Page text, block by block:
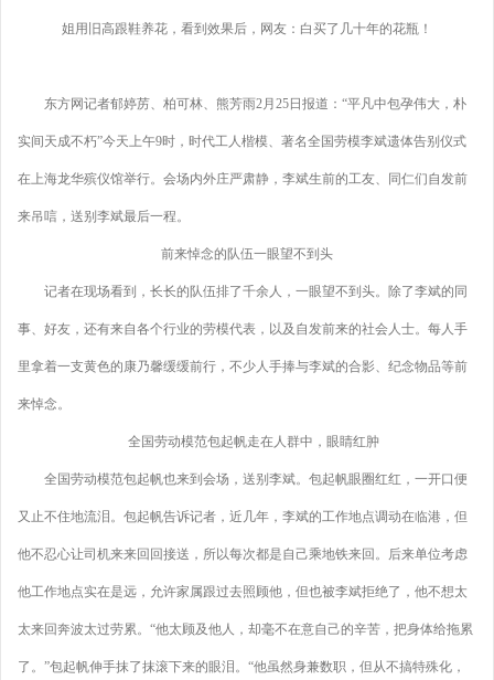
姐用旧高跟鞋养花，看到效果后，网友：白买了几十年的花瓶！
东方网记者郁婷苈、柏可林、熊芳雨2月25日报道：“平凡中包孕伟大，朴
实间天成不朽”今天上午9时，时代工人楷模、著名全国劳模李斌遗体告别仪式
在上海龙华殡仪馆举行。会场内外庄严肃静，李斌生前的工友、同仁们自发前
来吊唁，送别李斌最后一程。
前来悼念的队伍一眼望不到头
记者在现场看到，长长的队伍排了千余人，一眼望不到头。除了李斌的同
事、好友，还有来自各个行业的劳模代表，以及自发前来的社会人士。每人手
里拿着一支黄色的康乃馨缓缓前行，不少人手捧与李斌的合影、纪念物品等前
来悼念。
全国劳动模范包起帆走在人群中，眼睛红肿
全国劳动模范包起帆也来到会场，送别李斌。包起帆眼圈红红，一开口便
又止不住地流泪。包起帆告诉记者，近几年，李斌的工作地点调动在临港，但
他不忍心让司机来来回回接送，所以每次都是自己乘地铁来回。后来单位考虑
他工作地点实在是远，允许家属跟过去照顾他，但也被李斌拒绝了，他不想太
太来回奔波太过劳累。“他太顾及他人，却毫不在意自己的辛苦，把身体给拖累
了。”包起帆伸手抹了抹滚下来的眼泪。“他虽然身兼数职，但从不搞特殊化，